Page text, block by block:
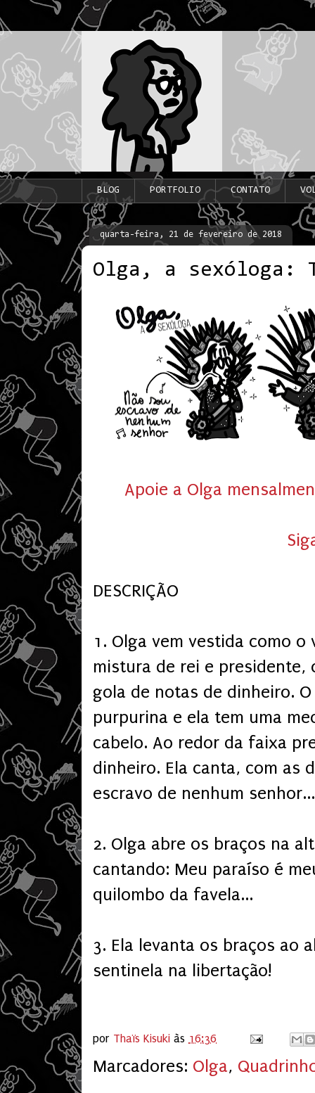
BLOG PORTFOLIO CONTATO
quarta-feira, 21 de fevereiro de 2018
Olga, a sexóloga:
Apoie a Olga
DESCRIÇÃO
1. Olga vem vestida como
mistura de rei e presidente,
gola de notas de dinheiro.
purpurina e ela tem uma
cabelo. Ao redor da faixa
dinheiro. Ela canta, com as
escravo de nenhum senhor...
2. Olga abre os braços na
cantando: Meu paraíso é
quilombo da favela...
3. Ela levanta os braços ao
sentinela na libertação!
por Thaïs Kisuki às 16:36
Marcadores: Olga,